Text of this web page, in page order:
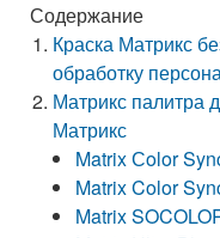
Содержание
Краска Матрикс
обработку
Матрикс палитра
Матрикс
Matrix Сolor
Matrix Color
Matrix